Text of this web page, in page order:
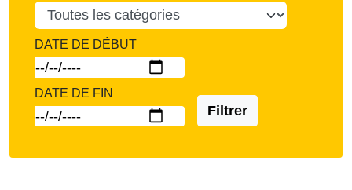
DATE DE DÉBUT
DATE DE FIN
Filtrer